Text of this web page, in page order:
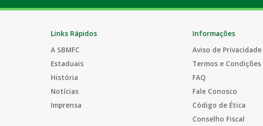
Links Rápidos
A SBMFC
Estaduais
História
Notícias
Imprensa
Informações
Aviso de Privacidade
Termos e Condições
FAQ
Fale Conosco
Código de Ética
Conselho Fiscal